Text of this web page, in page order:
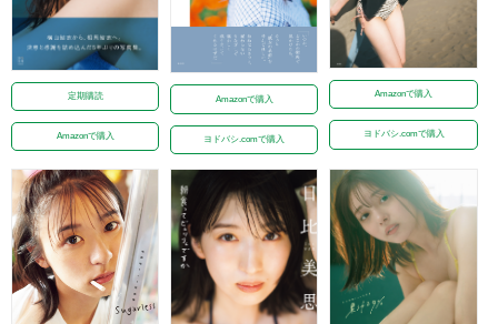
定期購読
Amazonで購入
Amazonで購入
ヨドバシ.comで購入
Amazonで購入
ヨドバシ.comで購入